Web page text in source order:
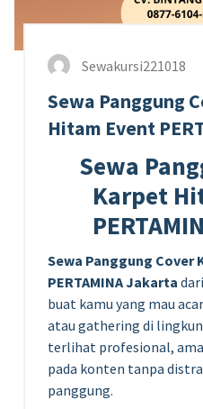
Sewakursi221018
Sewa Panggung
Hitam Event
Sewa
Karpet
Sewa Panggung Cover
PERTAMINA Jakarta dari
buat kamu yang mau
atau gathering di
terlihat profesional,
pada konten tanpa
panggung.